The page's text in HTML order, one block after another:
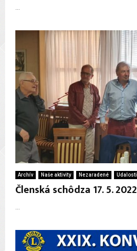
...
Archív Naše aktivity Nezaradené Udalosti
Členská schôdza 17. 5. 2022